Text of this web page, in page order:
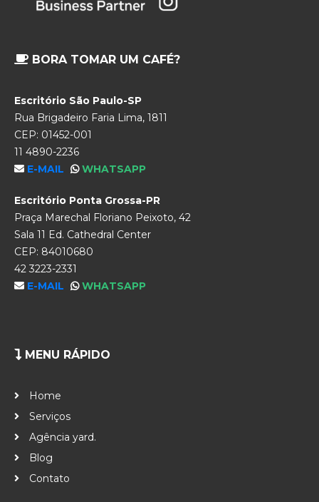
BORA TOMAR UM CAFÉ?
Escritório São Paulo-SP
Rua Brigadeiro Faria Lima, 1811
CEP: 01452-001
11 4890-2236
E-MAIL
WHATSAPP
Escritório Ponta Grossa-PR
Praça Marechal Floriano Peixoto, 42
Sala 11 Ed. Cathedral Center
CEP: 84010680
42 3223-2331
E-MAIL
WHATSAPP
MENU RÁPIDO
Home
Serviços
Agência yard.
Blog
Contato